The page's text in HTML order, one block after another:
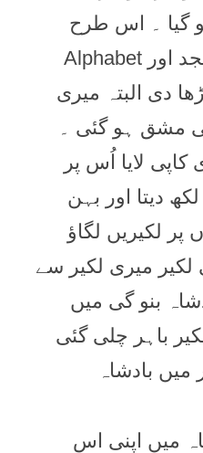
گيا ۔ اس طرح
ميں نے اُسے حروفِ ابجد اور Alphabet
دی البتہ ميری
مشق ہو گئی ۔
کاپی لايا اُس پر
ديتا اور بہن
پر لکيريں لگاؤ
لکير ميری لکير سے
بنو گی ميں
باہر چلی گئی
ميں بادشاہ
نے اس طرح 2 ماہ ميں اپنی اس